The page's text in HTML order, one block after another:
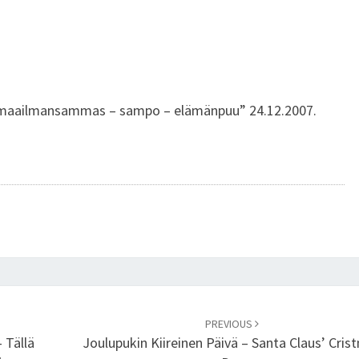
– sampo – elämänpuu” 24.12.2007.
Tällä
PREVIOUS
Joulupukin Kiireinen Päivä – Santa Claus’